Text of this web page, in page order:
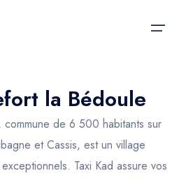
la Bédoule
commune de 6 500 habitants sur
et Cassis, est un village
Taxi Kad assure vos